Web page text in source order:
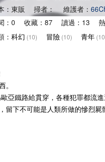
：東販 掃者： 維護者：
：0 收藏：87 讀過：13 熱
： 科幻 (10) 冒險 (10) 青年
。
亞鐵路給貫穿，各種犯罪都流
留下不可能是人類所做的慘烈